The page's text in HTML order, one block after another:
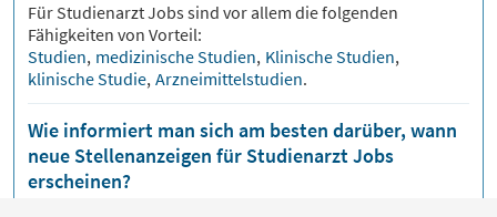
Für StudienarztJobs sind vor allem die folgenden
Fähigkeiten von Vorteil:
Studien, medizinische Studien, Klinische Studien,
klinische Studie, Arzneimittelstudien.
Wie informiert man sich am besten darüber, wann
neue Stellenanzeigen für Studienarzt Jobs
erscheinen?